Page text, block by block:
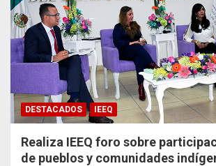
DESTACADOS IEEQ
Realiza IEEQ foro sobre
de pueblos y comunidades